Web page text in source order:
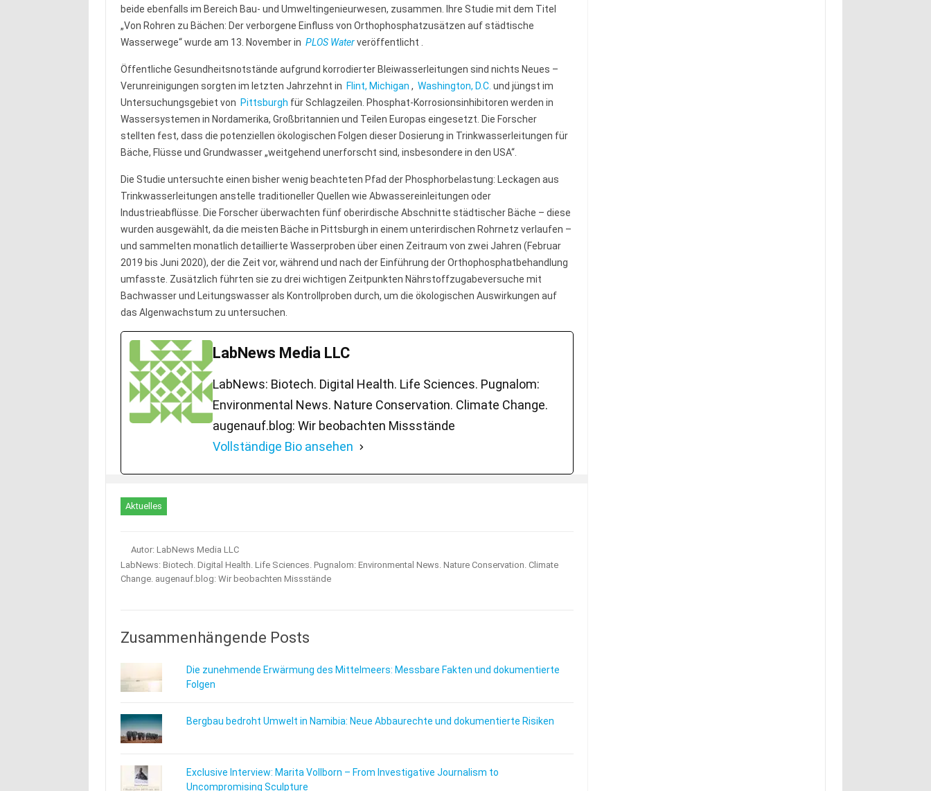
beide ebenfalls im Bereich Bau- und Umweltingenieurwesen, zusammen. Ihre Studie mit dem Titel
„Von Rohren zu Bächen: Der verborgene Einfluss von Orthophosphatzusätzen auf städtische
Wasserwege“ wurde am 13. November in PLOS Waterveröffentlicht .
Öffentliche Gesundheitsnotstände aufgrund korrodierter Bleiwasserleitungen sind nichts Neues –
Verunreinigungen sorgten im letzten Jahrzehnt in Flint, Michigan , Washington, D.C. und jüngst im
Untersuchungsgebiet von Pittsburgh für Schlagzeilen. Phosphat-Korrosionsinhibitoren werden in
Wassersystemen in Nordamerika, Großbritannien und Teilen Europas eingesetzt. Die Forscher
stellten fest, dass die potenziellen ökologischen Folgen dieser Dosierung in Trinkwasserleitungen für
Bäche, Flüsse und Grundwasser „weitgehend unerforscht sind, insbesondere in den USA“.
Die Studie untersuchte einen bisher wenig beachteten Pfad der Phosphorbelastung: Leckagen aus
Trinkwasserleitungen anstelle traditioneller Quellen wie Abwassereinleitungen oder
Industrieabflüsse. Die Forscher überwachten fünf oberirdische Abschnitte städtischer Bäche – diese
wurden ausgewählt, da die meisten Bäche in Pittsburgh in einem unterirdischen Rohrnetz verlaufen –
und sammelten monatlich detaillierte Wasserproben über einen Zeitraum von zwei Jahren (Februar
2019 bis Juni 2020), der die Zeit vor, während und nach der Einführung der Orthophosphatbehandlung
umfasste. Zusätzlich führten sie zu drei wichtigen Zeitpunkten Nährstoffzugabeversuche mit
Bachwasser und Leitungswasser als Kontrollproben durch, um die ökologischen Auswirkungen auf
das Algenwachstum zu untersuchen.
LabNews Media LLC
LabNews: Biotech. Digital Health. Life Sciences. Pugnalom:
Environmental News. Nature Conservation. Climate Change.
augenauf.blog: Wir beobachten Missstände
Vollständige Bio ansehen
Aktuelles
Autor: LabNews Media LLC
LabNews: Biotech. Digital Health. Life Sciences. Pugnalom: Environmental News. Nature Conservation. Climate
Change. augenauf.blog: Wir beobachten Missstände
Zusammenhängende Posts
Die zunehmende Erwärmung des Mittelmeers: Messbare Fakten und dokumentierte
Folgen
Bergbau bedroht Umwelt in Namibia: Neue Abbaurechte und dokumentierte Risiken
Exclusive Interview: Marita Vollborn – From Investigative Journalism to
Uncompromising Sculpture